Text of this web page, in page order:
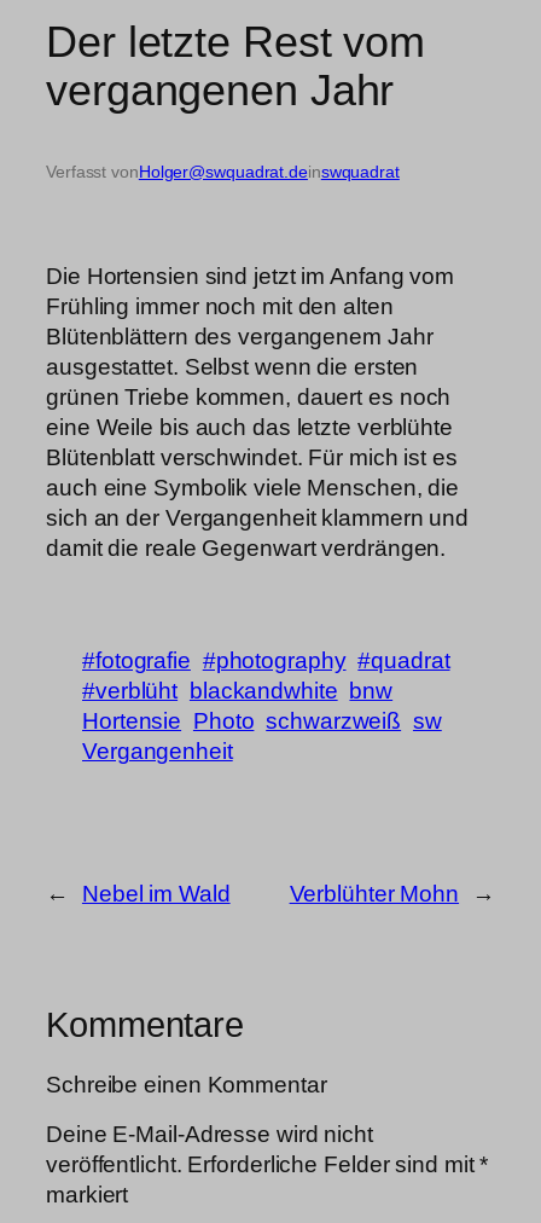
Der letzte Rest vom
vergangenen Jahr
Verfasst vonHolger@swquadrat.deinswquadrat
Die Hortensien sind jetzt im Anfang vom
Frühling immer noch mit den alten
Blütenblättern des vergangenem Jahr
ausgestattet. Selbst wenn die ersten
grünen Triebe kommen, dauert es noch
eine Weile bis auch das letzte verblühte
Blütenblatt verschwindet. Für mich ist es
auch eine Symbolik viele Menschen, die
sich an der Vergangenheit klammern und
damit die reale Gegenwart verdrängen.
#fotografie #photography #quadrat
#verblüht blackandwhite bnw
Hortensie Photo schwarzweiß sw
Vergangenheit
← Nebel im Wald Verblühter Mohn →
Kommentare
Schreibe einen Kommentar
Deine E-Mail-Adresse wird nicht
veröffentlicht. Erforderliche Felder sind mit*
markiert